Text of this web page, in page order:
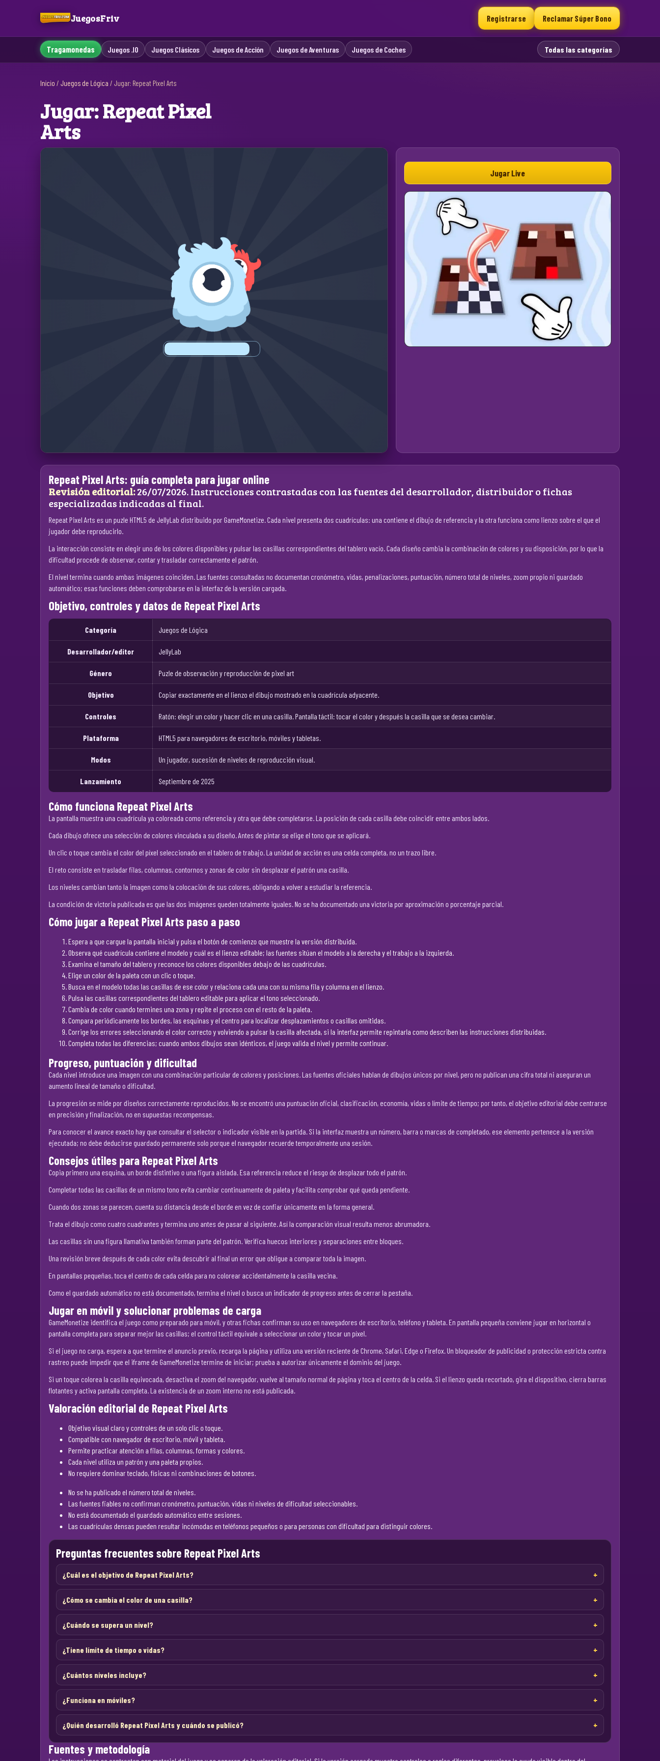
JuegosFriv Registrarse Reclamar Súper Bono
Tragamonedas Juegos .IO Juegos Clásicos Juegos de Acción Juegos de Aventuras Juegos de Coches Todas las categorías
Inicio / Juegos de Lógica / Jugar: Repeat Pixel Arts
Jugar: Repeat Pixel
Arts
Jugar Live
Repeat Pixel Arts: guía completa para jugar online
Revisión editorial:26/07/2026. Instrucciones contrastadas con las fuentes del desarrollador, distribuidor o fichas
especializadas indicadas al final.
Repeat Pixel Arts es un puzle HTML5 de JellyLab distribuido por GameMonetize. Cada nivel presenta dos cuadrículas: una contiene el dibujo de referencia y la otra funciona como lienzo sobre el que el
jugador debe reproducirlo.
La interacción consiste en elegir uno de los colores disponibles y pulsar las casillas correspondientes del tablero vacío. Cada diseño cambia la combinación de colores y su disposición, por lo que la
dificultad procede de observar, contar y trasladar correctamente el patrón.
El nivel termina cuando ambas imágenes coinciden. Las fuentes consultadas no documentan cronómetro, vidas, penalizaciones, puntuación, número total de niveles, zoom propio ni guardado
automático; esas funciones deben comprobarse en la interfaz de la versión cargada.
Objetivo, controles y datos de Repeat Pixel Arts
Categoría Juegos de Lógica
Desarrollador/editor JellyLab
Género Puzle de observación y reproducción de pixel art
Objetivo Copiar exactamente en el lienzo el dibujo mostrado en la cuadrícula adyacente.
Controles Ratón: elegir un color y hacer clic en una casilla. Pantalla táctil: tocar el color y después la casilla que se desea cambiar.
Plataforma HTML5 para navegadores de escritorio, móviles y tabletas.
Modos Un jugador, sucesión de niveles de reproducción visual.
Lanzamiento Septiembre de 2025
Cómo funciona Repeat Pixel Arts
La pantalla muestra una cuadrícula ya coloreada como referencia y otra que debe completarse. La posición de cada casilla debe coincidir entre ambos lados.
Cada dibujo ofrece una selección de colores vinculada a su diseño. Antes de pintar se elige el tono que se aplicará.
Un clic o toque cambia el color del píxel seleccionado en el tablero de trabajo. La unidad de acción es una celda completa, no un trazo libre.
El reto consiste en trasladar filas, columnas, contornos y zonas de color sin desplazar el patrón una casilla.
Los niveles cambian tanto la imagen como la colocación de sus colores, obligando a volver a estudiar la referencia.
La condición de victoria publicada es que las dos imágenes queden totalmente iguales. No se ha documentado una victoria por aproximación o porcentaje parcial.
Cómo jugar a Repeat Pixel Arts paso a paso
Espera a que cargue la pantalla inicial y pulsa el botón de comienzo que muestre la versión distribuida.
Observa qué cuadrícula contiene el modelo y cuál es el lienzo editable; las fuentes sitúan el modelo a la derecha y el trabajo a la izquierda.
Examina el tamaño del tablero y reconoce los colores disponibles debajo de las cuadrículas.
Elige un color de la paleta con un clic o toque.
Busca en el modelo todas las casillas de ese color y relaciona cada una con su misma fila y columna en el lienzo.
Pulsa las casillas correspondientes del tablero editable para aplicar el tono seleccionado.
Cambia de color cuando termines una zona y repite el proceso con el resto de la paleta.
Compara periódicamente los bordes, las esquinas y el centro para localizar desplazamientos o casillas omitidas.
Corrige los errores seleccionando el color correcto y volviendo a pulsar la casilla afectada, si la interfaz permite repintarla como describen las instrucciones distribuidas.
Completa todas las diferencias; cuando ambos dibujos sean idénticos, el juego valida el nivel y permite continuar.
Progreso, puntuación y dificultad
Cada nivel introduce una imagen con una combinación particular de colores y posiciones. Las fuentes oficiales hablan de dibujos únicos por nivel, pero no publican una cifra total ni aseguran un
aumento lineal de tamaño o dificultad.
La progresión se mide por diseños correctamente reproducidos. No se encontró una puntuación oficial, clasificación, economía, vidas o límite de tiempo; por tanto, el objetivo editorial debe centrarse
en precisión y finalización, no en supuestas recompensas.
Para conocer el avance exacto hay que consultar el selector o indicador visible en la partida. Si la interfaz muestra un número, barra o marcas de completado, ese elemento pertenece a la versión
ejecutada; no debe deducirse guardado permanente solo porque el navegador recuerde temporalmente una sesión.
Consejos útiles para Repeat Pixel Arts
Copia primero una esquina, un borde distintivo o una figura aislada. Esa referencia reduce el riesgo de desplazar todo el patrón.
Completar todas las casillas de un mismo tono evita cambiar continuamente de paleta y facilita comprobar qué queda pendiente.
Cuando dos zonas se parecen, cuenta su distancia desde el borde en vez de confiar únicamente en la forma general.
Trata el dibujo como cuatro cuadrantes y termina uno antes de pasar al siguiente. Así la comparación visual resulta menos abrumadora.
Las casillas sin una figura llamativa también forman parte del patrón. Verifica huecos interiores y separaciones entre bloques.
Una revisión breve después de cada color evita descubrir al final un error que obligue a comparar toda la imagen.
En pantallas pequeñas, toca el centro de cada celda para no colorear accidentalmente la casilla vecina.
Como el guardado automático no está documentado, termina el nivel o busca un indicador de progreso antes de cerrar la pestaña.
Jugar en móvil y solucionar problemas de carga
GameMonetize identifica el juego como preparado para móvil, y otras fichas confirman su uso en navegadores de escritorio, teléfono y tableta. En pantalla pequeña conviene jugar en horizontal o
pantalla completa para separar mejor las casillas; el control táctil equivale a seleccionar un color y tocar un píxel.
Si el juego no carga, espera a que termine el anuncio previo, recarga la página y utiliza una versión reciente de Chrome, Safari, Edge o Firefox. Un bloqueador de publicidad o protección estricta contra
rastreo puede impedir que el iframe de GameMonetize termine de iniciar; prueba a autorizar únicamente el dominio del juego.
Si un toque colorea la casilla equivocada, desactiva el zoom del navegador, vuelve al tamaño normal de página y toca el centro de la celda. Si el lienzo queda recortado, gira el dispositivo, cierra barras
flotantes y activa pantalla completa. La existencia de un zoom interno no está publicada.
Valoración editorial de Repeat Pixel Arts
Objetivo visual claro y controles de un solo clic o toque.
Compatible con navegador de escritorio, móvil y tableta.
Permite practicar atención a filas, columnas, formas y colores.
Cada nivel utiliza un patrón y una paleta propios.
No requiere dominar teclado, físicas ni combinaciones de botones.
No se ha publicado el número total de niveles.
Las fuentes fiables no confirman cronómetro, puntuación, vidas ni niveles de dificultad seleccionables.
No está documentado el guardado automático entre sesiones.
Las cuadrículas densas pueden resultar incómodas en teléfonos pequeños o para personas con dificultad para distinguir colores.
Preguntas frecuentes sobre Repeat Pixel Arts
¿Cuál es el objetivo de Repeat Pixel Arts?
¿Cómo se cambia el color de una casilla?
¿Cuándo se supera un nivel?
¿Tiene límite de tiempo o vidas?
¿Cuántos niveles incluye?
¿Funciona en móviles?
¿Quién desarrolló Repeat Pixel Arts y cuándo se publicó?
Fuentes y metodología